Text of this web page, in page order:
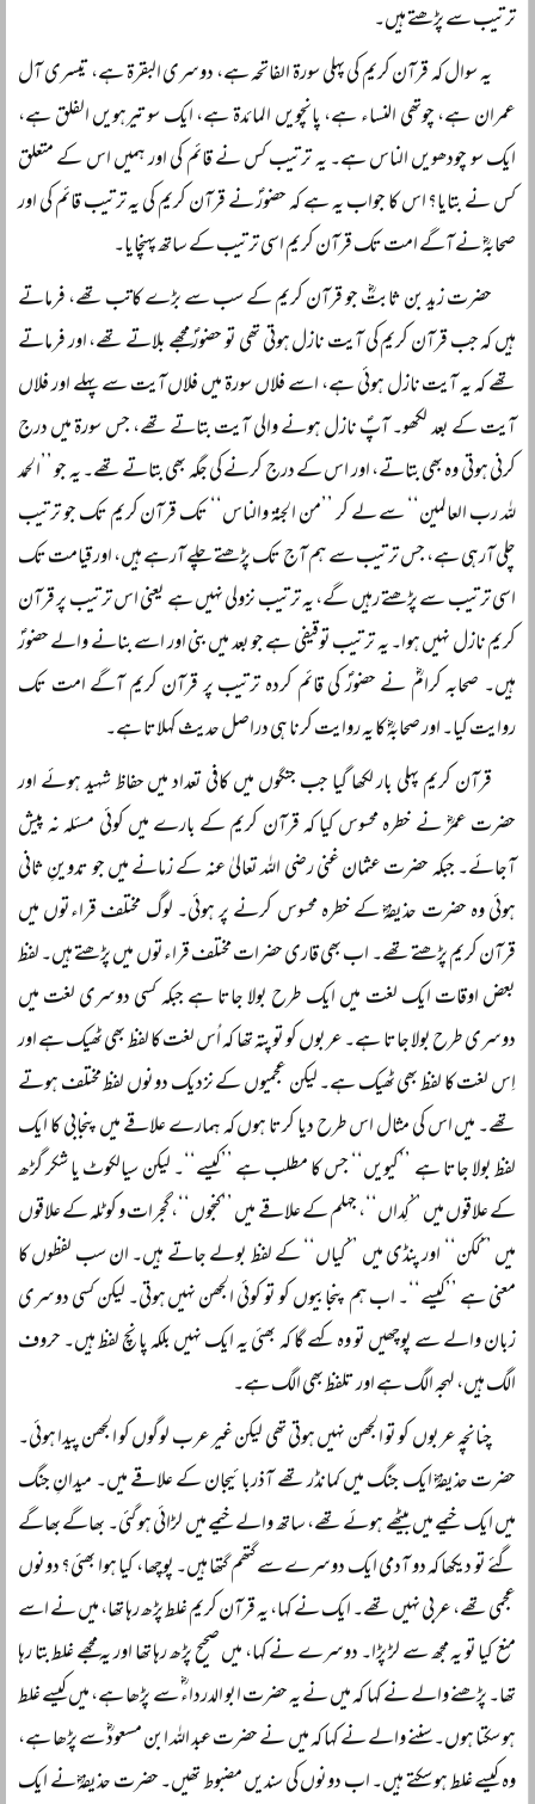
ترتیب سے پڑھتے ہیں۔
یہ سوال کہ قرآن کریم کی پہلی سورۃ الفاتحہ ہے، دوسری البقرۃ ہے، تیسری آل
عمران ہے، چوتھی النساء ہے، پانچویں المائدۃ ہے، ایک سو تیرہویں الفلق ہے،
ایک سو چودھویں الناس ہے۔ یہ ترتیب کس نے قائم کی اور ہمیں اس کے متعلق
کس نے بتایا؟ اس کا جواب یہ ہے کہ حضورؐ نے قرآن کریم کی یہ ترتیب قائم کی اور
صحابہؓ نے آگے امت تک قرآن کریم اسی ترتیب کے ساتھ پہنچایا۔
حضرت زید بن ثابتؓ جو قرآن کریم کے سب سے بڑے کاتب تھے، فرماتے
ہیں کہ جب قرآن کریم کی آیت نازل ہوتی تھی تو حضورؐ مجھے بلاتے تھے، اور فرماتے
تھے کہ یہ آیت نازل ہوئی ہے، اسے فلاں سورۃ میں فلاں آیت سے پہلے اور فلاں
آیت کے بعد لکھو۔ آپؐ نازل ہونے والی آیت بتاتے تھے، جس سورۃ میں درج
کرنی ہوتی وہ بھی بتاتے، اور اس کے درج کرنے کی جگہ بھی بتاتے تھے۔ یہ جو ’’الحمد
للہ رب العالمین‘‘ سے لے کر ’’من الجنۃ والناس‘‘ تک قرآن کریم تک جو ترتیب
چلی آرہی ہے، جس ترتیب سے ہم آج تک پڑھتے چلے آرہے ہیں، اور قیامت تک
اسی ترتیب سے پڑھتے رہیں گے، یہ ترتیب نزولی نہیں ہے یعنی اس ترتیب پر قرآن
کریم نازل نہیں ہوا۔ یہ ترتیب توقیفی ہے جو بعد میں بنی اور اسے بنانے والے حضورؐ
ہیں۔ صحابہ کرامؓ نے حضورؐ کی قائم کردہ ترتیب پر قرآن کریم آگے امت تک
روایت کیا۔ اور صحابہؓ کا یہ روایت کرنا ہی دراصل حدیث کہلاتا ہے۔
قرآن کریم پہلی بار لکھا گیا جب جنگوں میں کافی تعداد میں حفاظ شہید ہوئے اور
حضرت عمرؓ نے خطرہ محسوس کیا کہ قرآن کریم کے بارے میں کوئی مسئلہ نہ پیش
آجائے۔ جبکہ حضرت عثمان غنی رضی اللہ تعالیٰ عنہ کے زمانے میں جو تدوینِ ثانی
ہوئی وہ حضرت حذیفہؓ کے خطرہ محسوس کرنے پر ہوئی۔ لوگ مختلف قراءتوں میں
قرآن کریم پڑھتے تھے۔ اب بھی قاری حضرات مختلف قراءتوں میں پڑھتے ہیں۔ لفظ
بعض اوقات ایک لغت میں ایک طرح بولا جاتا ہے جبکہ کسی دوسری لغت میں
دوسری طرح بولا جاتا ہے۔ عربوں کو تو پتہ تھا کہ اُس لغت کا لفظ بھی ٹھیک ہے اور
اِس لغت کا لفظ بھی ٹھیک ہے۔ لیکن عجمیوں کے نزدیک دونوں لفظ مختلف ہوتے
تھے۔ میں اس کی مثال اس طرح دیا کرتا ہوں کہ ہمارے علاقے میں پنجابی کا ایک
لفظ بولا جاتا ہے ’’کیویں‘‘ جس کا مطلب ہے ’’کیسے‘‘۔ لیکن سیالکوٹ یا شکر گڑھ
کے علاقوں میں ’’کِداں‘‘، جہلم کے علاقے میں ’’کنجوں‘‘، گجرات و کوٹلہ کے علاقوں
میں ’’ککن‘‘ اور پنڈی میں ’’کیاں‘‘ کے لفظ بولے جاتے ہیں۔ ان سب لفظوں کا
معنی ہے ’’کیسے‘‘۔ اب ہم پنجابیوں کو تو کوئی الجھن نہیں ہوتی۔ لیکن کسی دوسری
زبان والے سے پوچھیں تو وہ کہے گا کہ بھئی یہ ایک نہیں بلکہ پانچ لفظ ہیں۔ حروف
الگ ہیں، لہجہ الگ ہے اور تلفظ بھی الگ ہے۔
چنانچہ عربوں کو تو الجھن نہیں ہوتی تھی لیکن غیر عرب لوگوں کو الجھن پیدا ہوئی۔
حضرت حذیفہؓ ایک جنگ میں کمانڈر تھے آذربائیجان کے علاقے میں۔ میدانِ جنگ
میں ایک خیمے میں بیٹھے ہوئے تھے، ساتھ والے خیمے میں لڑائی ہو گئی۔ بھاگے بھاگے
گئے تو دیکھا کہ دو آدمی ایک دوسرے سے گتھم گتھا ہیں۔ پوچھا، کیا ہوا بھئی؟ دونوں
عجمی تھے، عربی نہیں تھے۔ ایک نے کہا، یہ قرآن کریم غلط پڑھ رہا تھا، میں نے اسے
منع کیا تو یہ مجھ سے لڑ پڑا۔ دوسرے نے کہا، میں صحیح پڑھ رہا تھا اور یہ مجھے غلط بتا رہا
تھا۔ پڑھنے والے نے کہا کہ میں نے یہ حضرت ابو الدرداءؓ سے پڑھا ہے، میں کیسے غلط
ہو سکتا ہوں۔ سننے والے نے کہا کہ میں نے حضرت عبد اللہ ابن مسعودؓ سے پڑھا ہے،
وہ کیسے غلط ہو سکتے ہیں۔ اب دونوں کی سندیں مضبوط تھیں۔ حضرت حذیفہؓ نے ایک